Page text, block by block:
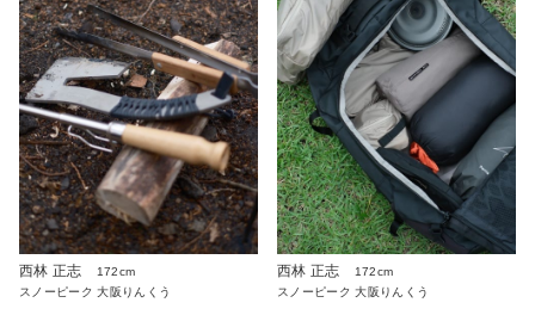
西林 正志
172cm
スノーピーク 大阪りんくう
西林 正志
172cm
スノーピーク 大阪りんくう